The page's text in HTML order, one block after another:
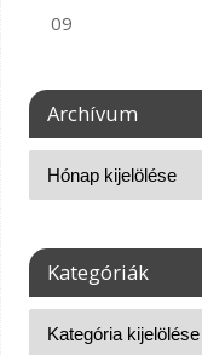
09
Archívum
Kategóriák